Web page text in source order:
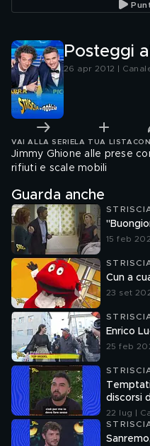
Posteggi
26 apr 2012 |
VAI ALLA SERIE LA TUA LISTA
Jimmy Ghione alle prese
rifiuti e scale mobili
Guarda anche
15 feb
Cun a
23 set
Enrico
25 feb
discorsi
22 lug |
Sanremo,